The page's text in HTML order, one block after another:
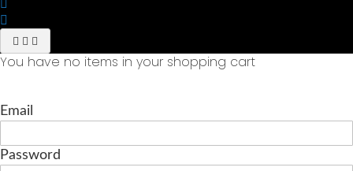
You have no items in your shopping cart
Email
Password